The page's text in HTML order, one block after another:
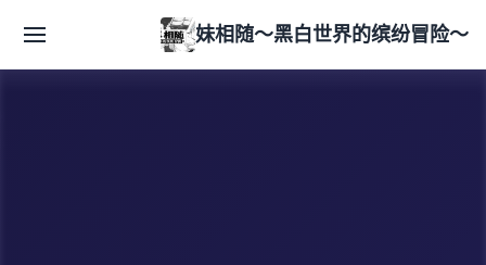
妹相随～黑白世界的缤纷冒险～